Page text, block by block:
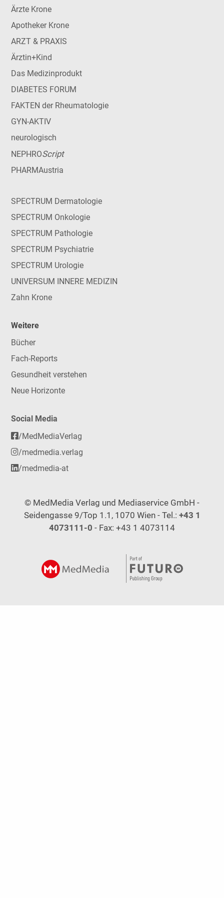
Ärzte Krone
Apotheker Krone
ARZT & PRAXIS
Ärztin+Kind
Das Medizinprodukt
DIABETES FORUM
FAKTEN der Rheumatologie
GYN-AKTIV
neurologisch
NEPHROScript
PHARMAustria
SPECTRUM Dermatologie
SPECTRUM Onkologie
SPECTRUM Pathologie
SPECTRUM Psychiatrie
SPECTRUM Urologie
UNIVERSUM INNERE MEDIZIN
Zahn Krone
Weitere
Bücher
Fach-Reports
Gesundheit verstehen
Neue Horizonte
Social Media
/MedMediaVerlag
/medmedia.verlag
/medmedia-at
© MedMedia Verlag und Mediaservice GmbH -
Seidengasse 9/Top 1.1, 1070 Wien - Tel.: +43 1
4073111-0 - Fax: +43 1 4073114